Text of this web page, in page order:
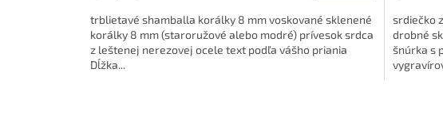
trblietavé shamballa korálky 8 mm voskované sklenené
korálky 8 mm (staroružové alebo modré) prívesok srdca
z leštenej nerezovej ocele text podľa vášho priania
Dĺžka...
srdiečko
drobné
šnúrka s